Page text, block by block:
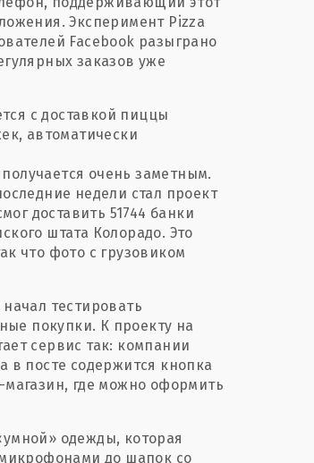
Эксперимент Pizza
Facebook разыграно
заказов уже
с доставкой пиццы
автоматически
очень заметным.
недели стал проект
доставить 51744 банки
штата Колорадо. Это
что фото с грузовиком
тестировать
покупки. К проекту на
сервис так: компании
посте содержится кнопка
магазин, где можно оформить
одежды, которая
до шапок со